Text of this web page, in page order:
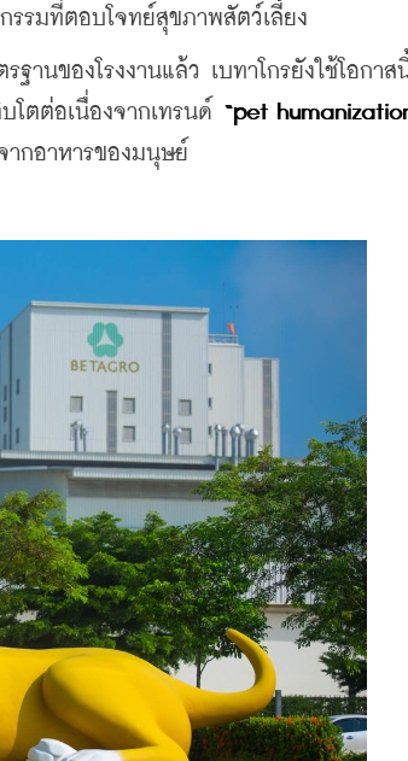
รมที่ตอบโจทย์สุขภาพสัตว์เลี้ยง
นของโรงงานแล้ว เบทาโกรยังใช้โอกาส
โตต่อเนื่องจากเทรนด์ “pet
ากอาหารของมนุษย์